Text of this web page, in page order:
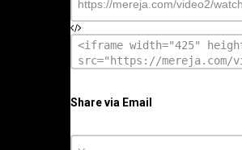
Share via Email